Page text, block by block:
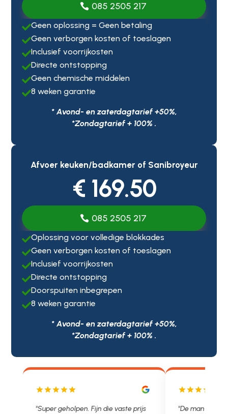
085 2505 217
Geen oplossing = Geen betaling
Geen verborgen kosten of toeslagen
Inclusief voorrijkosten
Directe ontstopping
Geen chemische middelen
8 weken garantie
* Avond- en zaterdagtarief +50%,
*Zondagtarief + 100% .
Afvoer keuken/badkamer of Sanibroyeur
€ 169.50
085 2505 217
Oplossing voor volledige blokkades
Geen verborgen kosten of toeslagen
Inclusief voorrijkosten
Directe ontstopping
Doorspuiten inbegrepen
8 weken garantie
* Avond- en zaterdagtarief +50%,
*Zondagtarief + 100% .
"De man rijden net weg. 11.00 gebeld
"Wat een fijn